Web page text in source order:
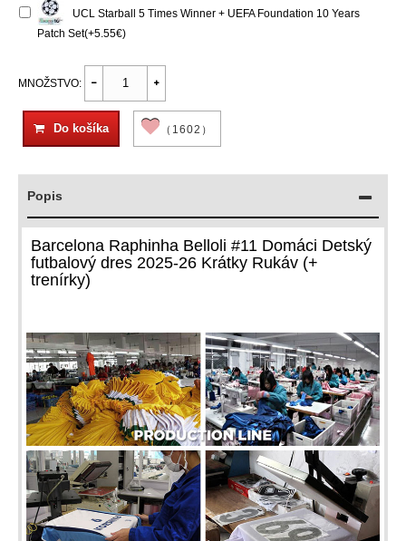
UCL Starball 5 Times Winner + UEFA Foundation 10 Years
Patch Set(+5.55€)
MNOŽSTVO:
Do košíka （1602）
Popis
Barcelona Raphinha Belloli #11 Domáci Detský
futbalový dres 2025-26 Krátky Rukáv (+
trenírky)